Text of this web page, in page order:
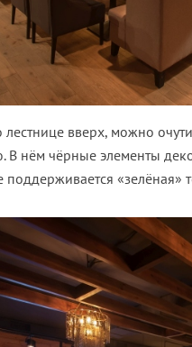
вверх, можно
В нём чёрные элементы
поддерживается